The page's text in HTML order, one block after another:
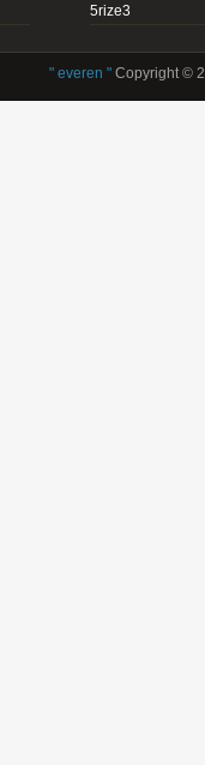
5rize3
" everen "Copyright ©